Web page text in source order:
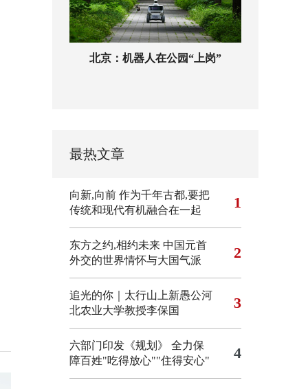
北京：机器人在公园“上岗”
最热文章
向新,向前 作为千年古都,要把
传统和现代有机融合在一起
1
东方之约,相约未来 中国元首
外交的世界情怀与大国气派
2
追光的你｜太行山上新愚公河
北农业大学教授李保国
3
六部门印发《规划》 全力保
障百姓"吃得放心""住得安心"
4